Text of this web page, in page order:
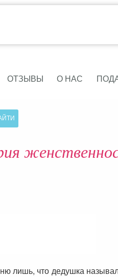
ОТЗЫВЫ О НАС
лишь, что дедушка